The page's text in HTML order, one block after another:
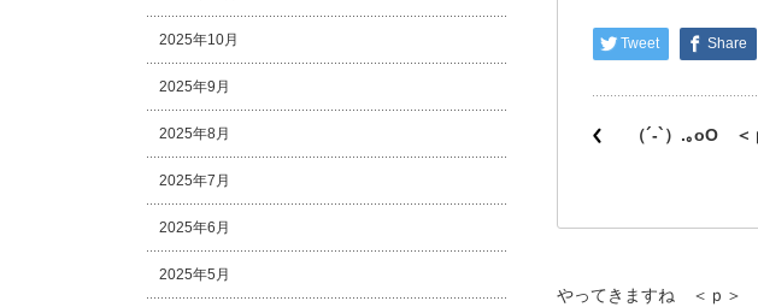
Tweet Share
（´-`）.｡oO ＜
やってきますね ＜ｐ＞
2025年10月
2025年9月
2025年8月
2025年7月
2025年6月
2025年5月